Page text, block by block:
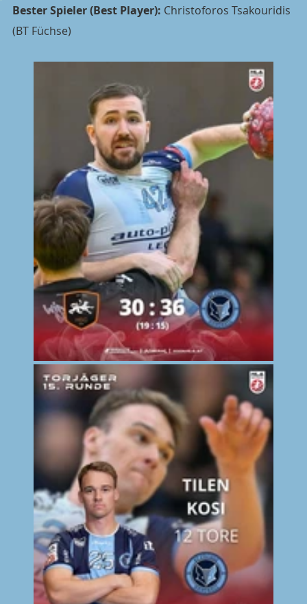
Bester Spieler (Best Player): Christoforos Tsakouridis
(BT Füchse)